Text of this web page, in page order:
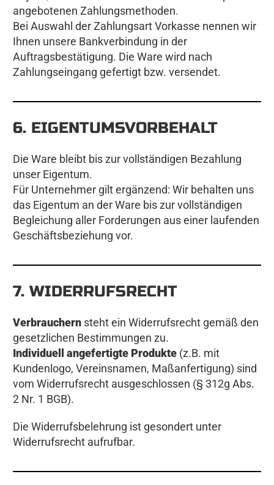
angebotenen Zahlungsmethoden.
Bei Auswahl der Zahlungsart Vorkasse nennen wir
Ihnen unsere Bankverbindung in der
Auftragsbestätigung. Die Ware wird nach
Zahlungseingang gefertigt bzw. versendet.
6. EIGENTUMSVORBEHALT
Die Ware bleibt bis zur vollständigen Bezahlung
unser Eigentum.
Für Unternehmer gilt ergänzend: Wir behalten uns
das Eigentum an der Ware bis zur vollständigen
Begleichung aller Forderungen aus einer laufenden
Geschäftsbeziehung vor.
7. WIDERRUFSRECHT
Verbrauchernsteht ein Widerrufsrecht gemäß den
gesetzlichen Bestimmungen zu.
Individuell angefertigte Produkte(z.B. mit
Kundenlogo, Vereinsnamen, Maßanfertigung) sind
vom Widerrufsrecht ausgeschlossen (§ 312g Abs.
2 Nr. 1 BGB).
Die Widerrufsbelehrung ist gesondert unter
Widerrufsrecht aufrufbar.